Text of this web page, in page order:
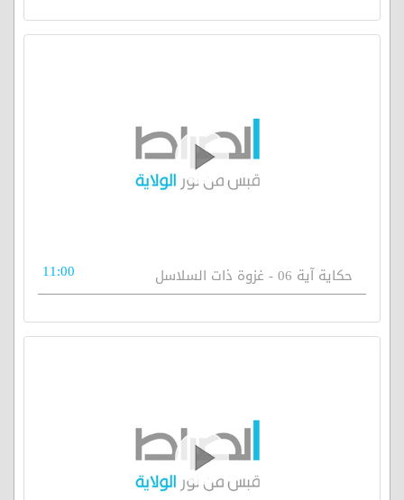
حكاية آية 06 - غزوة ذات السلاسل 11:00